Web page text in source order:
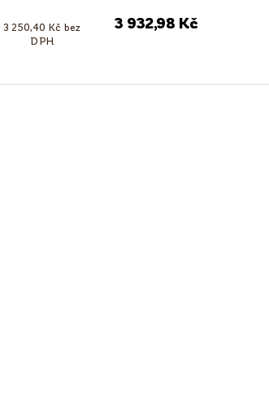
3 250,40 Kč bez
DPH
3 932,98 Kč